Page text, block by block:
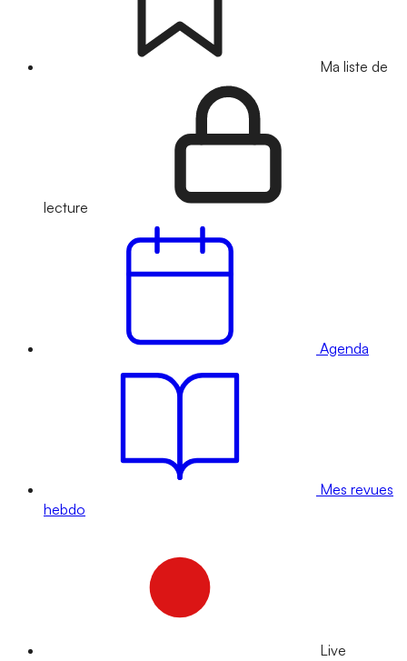
Ma liste de
lecture
Agenda
Mes revues
hebdo
Live